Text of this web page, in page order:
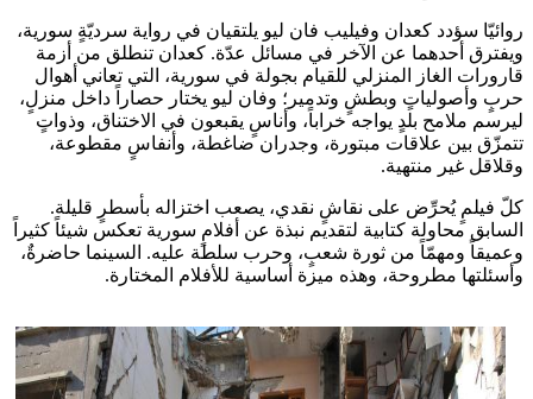
روائيّا سؤدد كعدان وفيليب فان ليو يلتقيان في رواية سرديّةٍ سورية،
ويفترق أحدهما عن الآخر في مسائل عدّة. كعدان تنطلق من أزمة
قارورات الغاز المنزلي للقيام بجولة في سورية، التي تعاني أهوال
حربٍ وأصولياتٍ وبطشٍ وتدمير؛ وفان ليو يختار حصاراً داخل منزلٍ،
ليرسم ملامح بلدٍ يواجه خراباً، وأناسٍ يقبعون في الاختناق، وذواتٍ
تتمزّق بين علاقات مبتورة، وجدران ضاغطة، وأنفاسٍ مقطوعة،
وقلاقل غير منتهية.
كلّ فيلمٍ يُحرِّض على نقاشٍ نقدي، يصعب اختزاله بأسطرٍ قليلة.
السابق محاولة كتابية لتقديم نبذة عن أفلامٍ سورية تعكس شيئاً كثيراً
وعميقاً ومهمّاً من ثورة شعبٍ، وحرب سلطة عليه. السينما حاضرةٌ،
وأسئلتها مطروحة، وهذه ميزة أساسية للأفلام المختارة.